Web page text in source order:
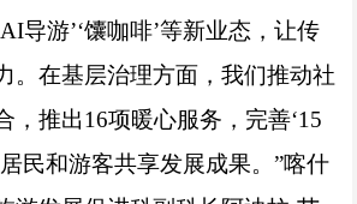
导游’‘馕咖啡’等新业态，让传
。在基层治理方面，我们推动社
，推出16项暖心服务，完善‘15
民和游客共享发展成果。”喀什